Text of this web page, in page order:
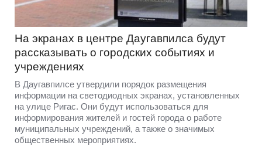
На экранах в центре Даугавпилса будут
рассказывать о городских событиях и
учреждениях
В Даугавпилсе утвердили порядок размещения
информации на светодиодных экранах, установленных
на улице Ригас. Они будут использоваться для
информирования жителей и гостей города о работе
муниципальных учреждений, а также о значимых
общественных мероприятиях.